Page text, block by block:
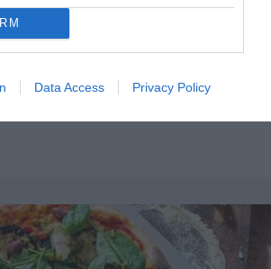
Data Access Privacy Policy
rostade tomater och
mozzarella, grillad aubergine,